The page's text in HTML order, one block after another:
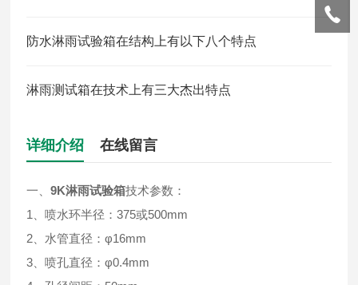
防水淋雨试验箱在结构上有以下八个特点
淋雨测试箱在技术上有三大杰出特点
详细介绍 在线留言
一、9K淋雨试验箱技术参数：
1、喷水环半径：375或500mm
2、水管直径：φ16mm
3、喷孔直径：φ0.4mm